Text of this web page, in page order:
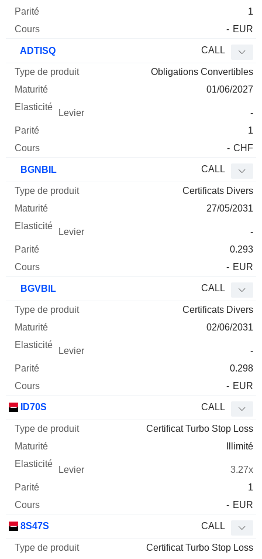
1
- EUR
ADTISQ CALL
Obligations Convertibles
01/06/2027
-
1
- CHF
BGNBIL CALL
Certificats Divers
27/05/2031
-
0.293
- EUR
BGVBIL CALL
Certificats Divers
02/06/2031
-
0.298
- EUR
ID70S CALL
Certificat Turbo Stop Loss
Illimité
3.27x
1
- EUR
8S47S CALL
Certificat Turbo Stop Loss